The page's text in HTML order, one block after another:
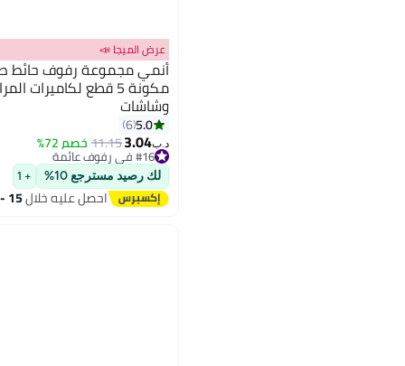
عرض الميجا 📣
أنمي مجموعة رفوف حائط
مكونة 5 قطع
وشاشات
5.0
6
د.ب‏3.04
11.15خصم 72% #16 في رفوف عائمة
أقل سعر في السنة
#16 في رفوف عائمة
لك رصيد مسترجع 10% + 1
احصل عليه خلال15 - 16 اغسطس